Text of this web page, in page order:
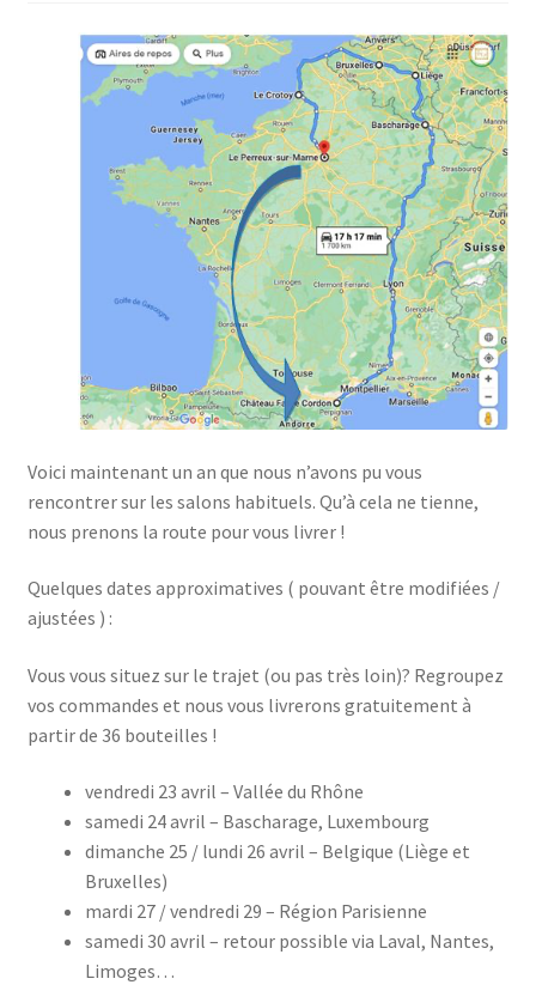
Voici maintenant un an que nous n’avons pu vous
rencontrer sur les salons habituels. Qu’à cela ne tienne,
nous prenons la route pour vous livrer !
Quelques dates approximatives ( pouvant être modifiées /
ajustées ) :
Vous vous situez sur le trajet (ou pas très loin)? Regroupez
vos commandes et nous vous livrerons gratuitement à
partir de 36 bouteilles !
vendredi 23 avril – Vallée du Rhône
samedi 24 avril – Bascharage, Luxembourg
dimanche 25 / lundi 26 avril – Belgique (Liège et
Bruxelles)
mardi 27 / vendredi 29 – Région Parisienne
samedi 30 avril – retour possible via Laval, Nantes,
Limoges…